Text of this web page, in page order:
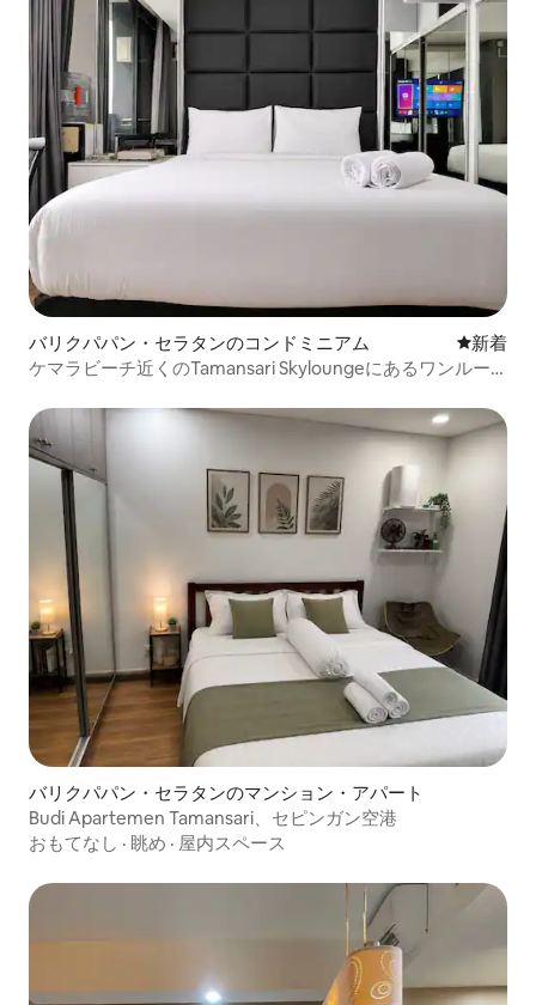
バリクパパン・セラタンのコンドミニアム 新しい宿
新着
ケマラビーチ近くのTamansari Skyloungeにあるワンルー
バリクパパン・セラタンのマンション・アパート
Budi Apartemen Tamansari、セピンガン空港
おもてなし · 眺め · 屋内スペース